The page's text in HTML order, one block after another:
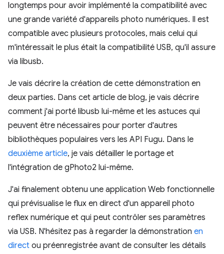
longtemps pour avoir implémenté la compatibilité avec
une grande variété d'appareils photo numériques. Il est
compatible avec plusieurs protocoles, mais celui qui
m'intéressait le plus était la compatibilité USB, qu'il assure
via libusb.
Je vais décrire la création de cette démonstration en
deux parties. Dans cet article de blog, je vais décrire
comment j'ai porté libusb lui-même et les astuces qui
peuvent être nécessaires pour porter d'autres
bibliothèques populaires vers les API Fugu. Dans le
deuxième article, je vais détailler le portage et
l'intégration de gPhoto2 lui-même.
J'ai finalement obtenu une application Web fonctionnelle
qui prévisualise le flux en direct d'un appareil photo
reflex numérique et qui peut contrôler ses paramètres
via USB. N'hésitez pas à regarder la démonstration en
direct ou préenregistrée avant de consulter les détails